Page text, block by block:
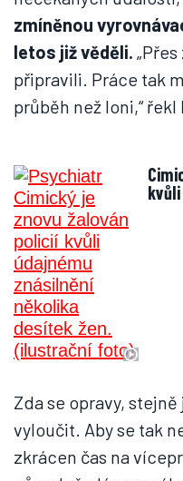
zmíněnou
letos již věděli.
připravili. Práce tak
průběh než loni,“ řekl
Zda se opravy,
vyloučit. Aby se tak
zkrácen čas na